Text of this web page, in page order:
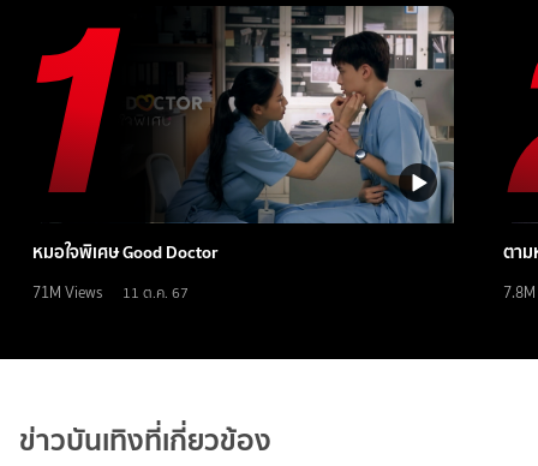
หมอใจพิเศษ Good Doctor
71M Views 11 ต.ค. 67
ตาม
7.8M
ข่าวบันเทิงที่เกี่ยวข้อง